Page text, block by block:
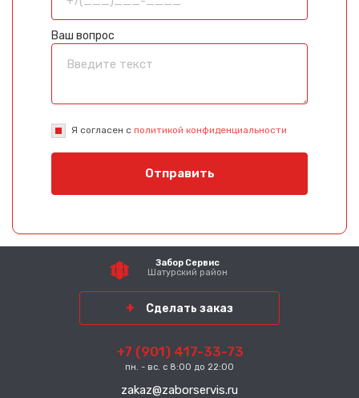
Ваш вопрос
Я согласен с политикой конфиденциальности
Отправить
Забор Сервис
Шатурский район
Сделать заказ
+7 (901) 417-33-73
пн. - вс. с 8:00 до 22:00
zakaz@zaborservis.ru